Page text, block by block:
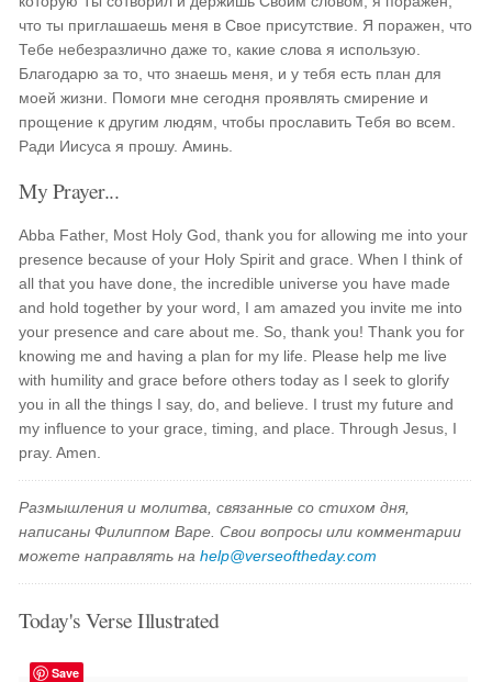
что ты приглашаешь меня в Свое присутствие. Я поражен, что
Тебе небезразлично даже то, какие слова я использую.
Благодарю за то, что знаешь меня, и у тебя есть план для
моей жизни. Помоги мне сегодня проявлять смирение и
прощение к другим людям, чтобы прославить Тебя во всем.
Ради Иисуса я прошу. Аминь.
My Prayer...
Abba Father, Most Holy God, thank you for allowing me into your
presence because of your Holy Spirit and grace. When I think of
all that you have done, the incredible universe you have made
and hold together by your word, I am amazed you invite me into
your presence and care about me. So, thank you! Thank you for
knowing me and having a plan for my life. Please help me live
with humility and grace before others today as I seek to glorify
you in all the things I say, do, and believe. I trust my future and
my influence to your grace, timing, and place. Through Jesus, I
pray. Amen.
Размышления и молитва, связанные со стихом дня,
написаны Филиппом Варе. Свои вопросы или комментарии
можете направлять наhelp@verseoftheday.com
Today's Verse Illustrated
Save